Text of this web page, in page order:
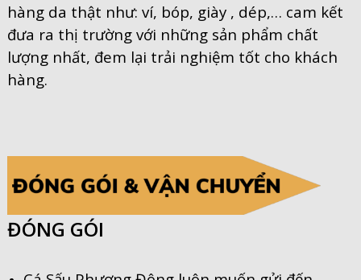
hàng da thật như: ví, bóp, giày , dép,… cam kết
đưa ra thị trường với những sản phẩm chất
lượng nhất, đem lại trải nghiệm tốt cho khách
hàng.
ĐÓNG GÓI